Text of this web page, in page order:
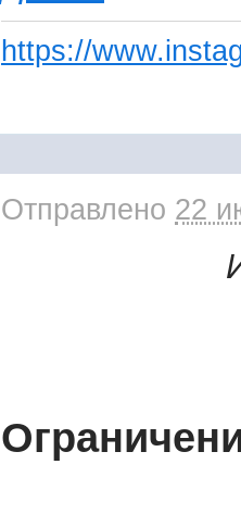
https://
Отправлено 22